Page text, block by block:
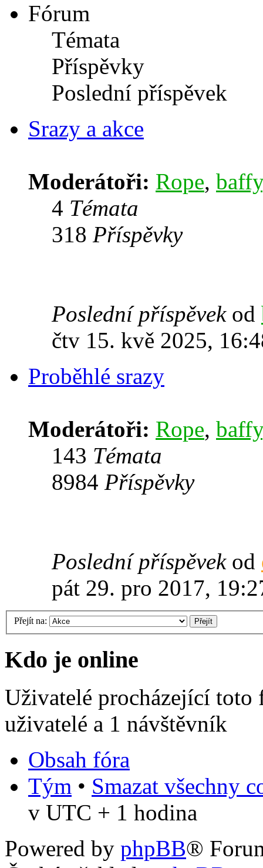
Fórum
Témata
Příspěvky
Poslední příspěvek
Srazy a akce
Moderátoři: Rope, baffy
4 Témata
318 Příspěvky
Poslední příspěvekod
čtv 15. kvě 2025,
Proběhlé srazy
Moderátoři: Rope, baffy
143 Témata
8984 Příspěvky
Poslední příspěvekod
pát 29. pro 2017,
Přejít na:
Kdo je online
Uživatelé procházející
uživatelé a 1 návštěvník
Obsah fóra
Tým • Smazat všechny
v UTC + 1 hodina
Powered by phpBB®